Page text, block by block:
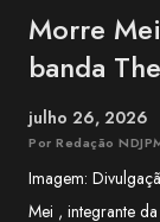
Morre
banda
julho 26, 2026
Por Redação
Imagem:
Mei , integrante